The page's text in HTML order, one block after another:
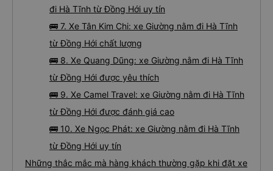
đi Hà Tĩnh từ Đồng Hới uy tín
🚌 7. Xe Tân Kim Chi: xe Giường nằm đi Hà Tĩnh
từ Đồng Hới chất lượng
🚌 8. Xe Quang Dũng: xe Giường nằm đi Hà Tĩnh
từ Đồng Hới được yêu thích
🚌 9. Xe Camel Travel: xe Giường nằm đi Hà Tĩnh
từ Đồng Hới được đánh giá cao
🚌 10. Xe Ngọc Phát: xe Giường nằm đi Hà Tĩnh
từ Đồng Hới uy tín
Những thắc mắc mà hàng khách thường gặp khi đặt xe